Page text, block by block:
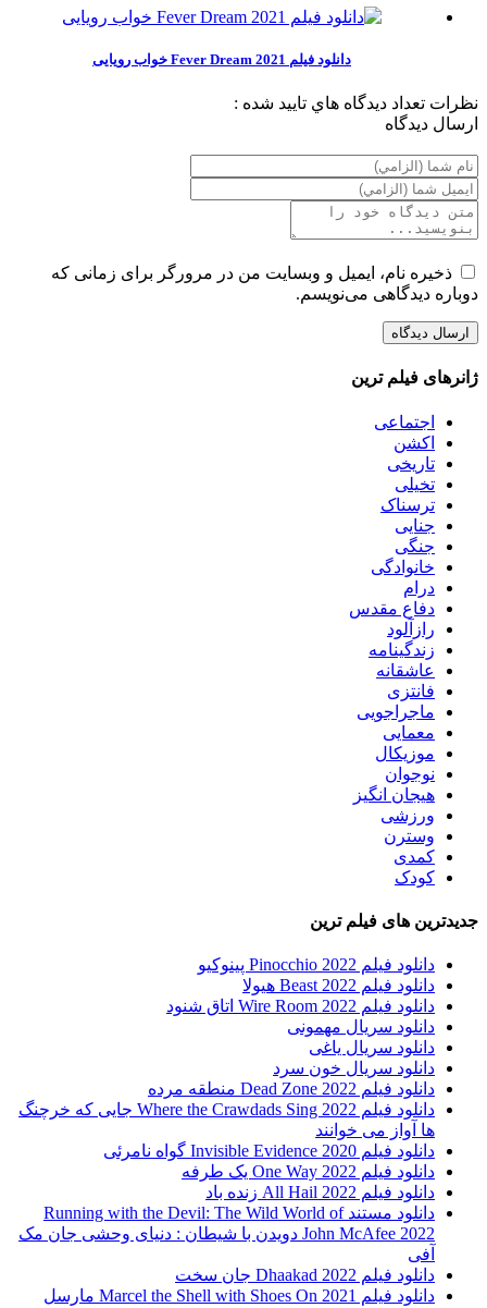
دانلود فیلم Fever Dream 2021 خواب رویایی
نظرات تعداد ديدگاه هاي تاييد شده :
ارسال ديدگاه
ذخیره نام، ایمیل و وبسایت من در مرورگر برای زمانی که
دوباره دیدگاهی می‌نویسم.
ژانرهای فیلم ترین
اجتماعی
اکشن
تاریخی
تخیلی
ترسناک
جنایی
جنگی
خانوادگی
درام
دفاع مقدس
رازآلود
زندگینامه
عاشقانه
فانتزی
ماجراجویی
معمایی
موزیکال
نوجوان
هیجان انگیز
ورزشی
وسترن
کمدی
کودک
جدیدترین های فیلم ترین
دانلود فیلم Pinocchio 2022 پینوکیو
دانلود فیلم Beast 2022 هیولا
دانلود فیلم Wire Room 2022 اتاق شنود
دانلود سریال مهمونی
دانلود سریال یاغی
دانلود سریال خون سرد
دانلود فیلم 2022 Dead Zone منطقه مرده
دانلود فیلم Where the Crawdads Sing 2022 جایی که خرچنگ
ها آواز می خوانند
دانلود فیلم 2020 Invisible Evidence گواه نامرئی
دانلود فیلم One Way 2022 یک طرفه
دانلود فیلم All Hail 2022 زنده باد
دانلود مستند Running with the Devil: The Wild World of
John McAfee 2022 دویدن با شیطان : دنیای وحشی جان مک
آفی
دانلود فیلم Dhaakad 2022 جان سخت
دانلود فیلم Marcel the Shell with Shoes On 2021 مارسل